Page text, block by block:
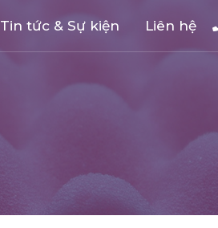
Tin tức & Sự kiện Liên hệ